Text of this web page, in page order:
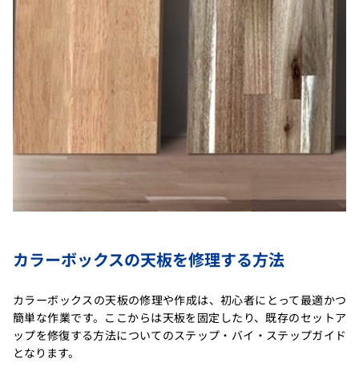
カラーボックスの天板を修理する方法
カラーボックスの天板の修理や作成は、初心者にとって最適かつ
簡単な作業です。ここからは天板を固定したり、既存のセットア
ップを修復する方法についてのステップ・バイ・ステップガイド
となります。